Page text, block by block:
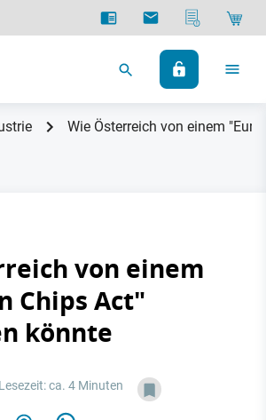
Wie Österreich von einem
von einem
Chips Act"
könnte
Lesezeit: ca. 4 Minuten